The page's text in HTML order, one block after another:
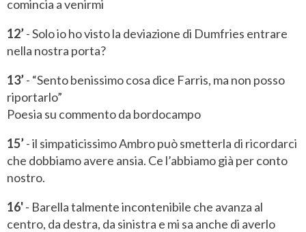
comincia a venirmi
12’- Solo io ho visto la deviazione di Dumfries entrare
nella nostra porta?
13’- “Sento benissimo cosa dice Farris, ma non posso
riportarlo”
Poesia su commento da bordocampo
15’- il simpaticissimo Ambro può smetterla di ricordarci
che dobbiamo avere ansia. Ce l’abbiamo già per conto
nostro.
16'- Barella talmente incontenibile che avanza al
centro, da destra, da sinistra e mi sa anche di averlo